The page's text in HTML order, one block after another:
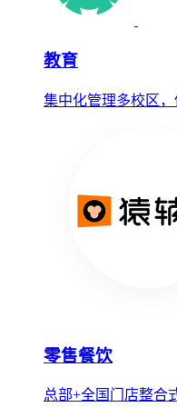
教育
集中化管理多校区
零售餐饮
总部+全国门店整合